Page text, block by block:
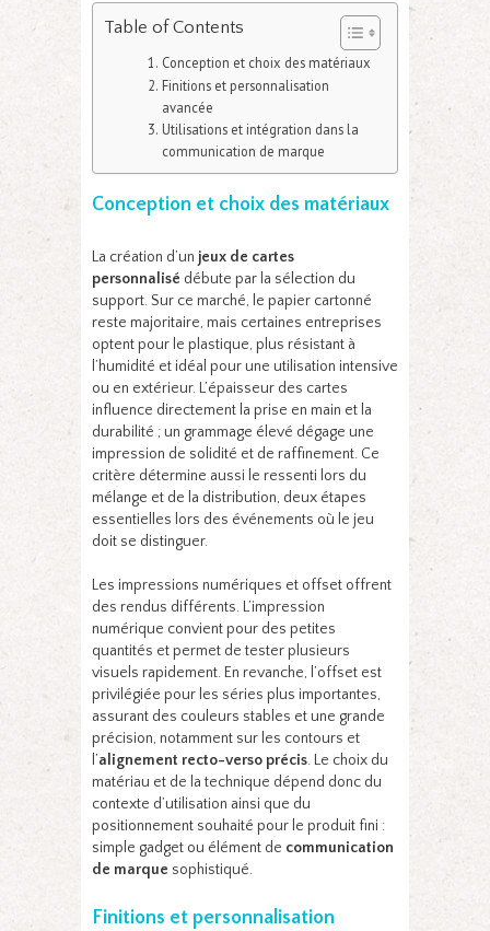
Table of Contents
Conception et choix des matériaux
Finitions et personnalisation
avancée
Utilisations et intégration dans la
communication de marque
Conception et choix des matériaux
La création d’un jeux de cartes
personnalisé débute par la sélection du
support. Sur ce marché, le papier cartonné
reste majoritaire, mais certaines entreprises
optent pour le plastique, plus résistant à
l’humidité et idéal pour une utilisation intensive
ou en extérieur. L’épaisseur des cartes
influence directement la prise en main et la
durabilité ; un grammage élevé dégage une
impression de solidité et de raffinement. Ce
critère détermine aussi le ressenti lors du
mélange et de la distribution, deux étapes
essentielles lors des événements où le jeu
doit se distinguer.
Les impressions numériques et offset offrent
des rendus différents. L’impression
numérique convient pour des petites
quantités et permet de tester plusieurs
visuels rapidement. En revanche, l’offset est
privilégiée pour les séries plus importantes,
assurant des couleurs stables et une grande
précision, notamment sur les contours et
l’alignement recto-verso précis. Le choix du
matériau et de la technique dépend donc du
contexte d’utilisation ainsi que du
positionnement souhaité pour le produit fini :
simple gadget ou élément de communication
de marque sophistiqué.
Finitions et personnalisation